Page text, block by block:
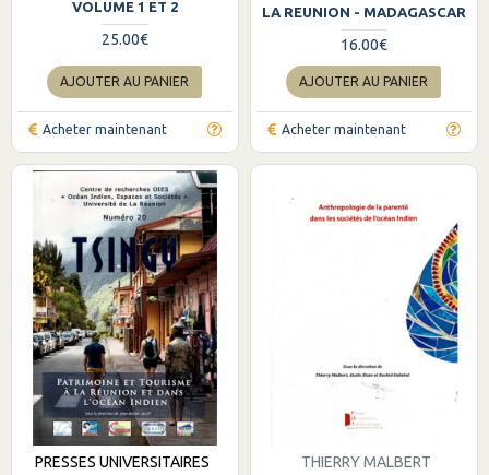
VOLUME 1 ET 2
25.00€
AJOUTER AU PANIER
Acheter maintenant
LA REUNION - MADAGASCAR
16.00€
AJOUTER AU PANIER
Acheter maintenant
PRESSES UNIVERSITAIRES
THIERRY MALBERT